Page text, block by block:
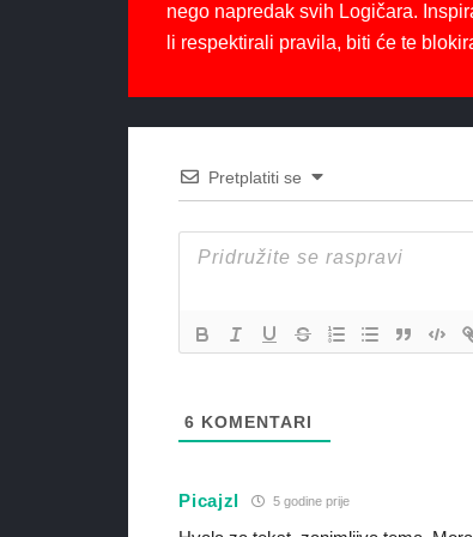
nego napredak svih Logičara.
li respektirali pravila, biti će te
Pretplatiti se
6 KOMENTARI
Picajzl 5 godine prije